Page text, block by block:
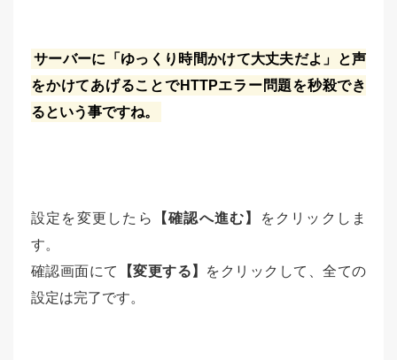
サーバーに「ゆっくり時間かけて大丈夫だよ」と声
をかけてあげることでHTTPエラー問題を秒殺でき
るという事ですね。
設定を変更したら 【確認へ進む】
をクリックしま
す。
確認画面にて
【変更する】 をクリックして、全ての
設定は完了です。